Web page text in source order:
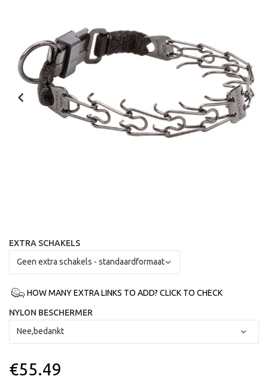
EXTRA SCHAKELS
HOW MANY EXTRA LINKS TO ADD? CLICK TO CHECK
NYLON BESCHERMER
€55.49